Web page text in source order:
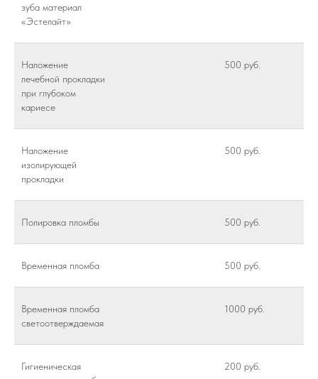
зуба материал
«Эстелайт»
Наложение
лечебной прокладки
при глубоком
кариесе
500 руб.
Наложение
изолирующей
прокладки
500 руб.
Полировка пломбы 500 руб.
Временная пломба 500 руб.
Временная пломба
светоотверждаемая
1000 руб.
Гигиеническая
200 руб.